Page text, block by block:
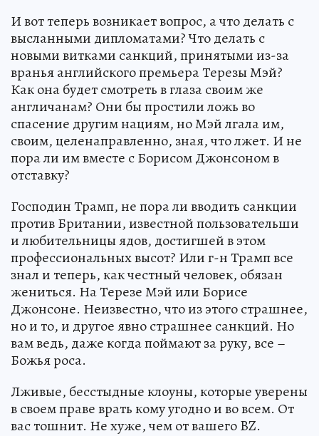
И вот теперь возникает вопрос, а что делать с
высланными дипломатами? Что делать с
новыми витками санкций, принятыми из-за
вранья английского премьера Терезы Мэй?
Как она будет смотреть в глаза своим же
англичанам? Они бы простили ложь во
спасение другим нациям, но Мэй лгала им,
своим, целенаправленно, зная, что лжет. И не
пора ли им вместе с Борисом Джонсоном в
отставку?
Господин Трамп, не пора ли вводить санкции
против Британии, известной пользовательши
и любительницы ядов, достигшей в этом
профессиональных высот? Или г-н Трамп все
знал и теперь, как честный человек, обязан
жениться. На Терезе Мэй или Борисе
Джонсоне. Неизвестно, что из этого страшнее,
но и то, и другое явно страшнее санкций. Но
вам ведь, даже когда поймают за руку, все –
Божья роса.
Лживые, бесстыдные клоуны, которые уверены
в своем праве врать кому угодно и во всем. От
вас тошнит. Не хуже, чем от вашего BZ.